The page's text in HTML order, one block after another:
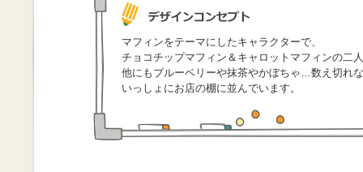
マフィンをテーマにしたキャラクターで、
チョコチップマフィン＆キャロットマフィンの二
他にもブルーベリーや抹茶やかぼちゃ…数え切れ
いっしょにお店の棚に並んでいます。